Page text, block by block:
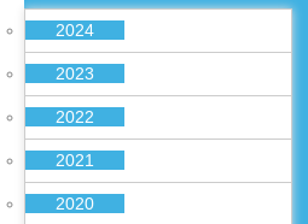
2024
2023
2022
2021
2020